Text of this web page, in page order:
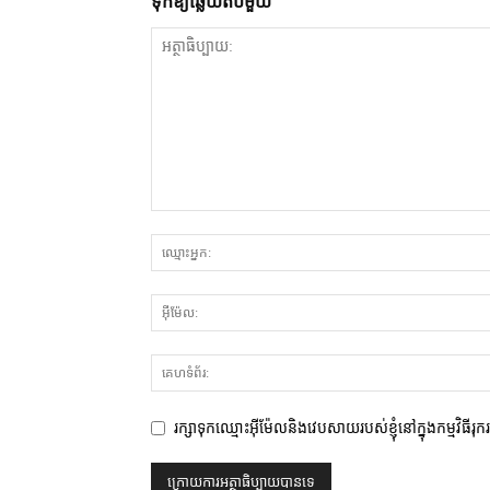
រក្សាទុកឈ្មោះអ៊ីម៉ែលនិងវេបសាយរបស់ខ្ញុំនៅក្នុងកម្មវិធីរុក